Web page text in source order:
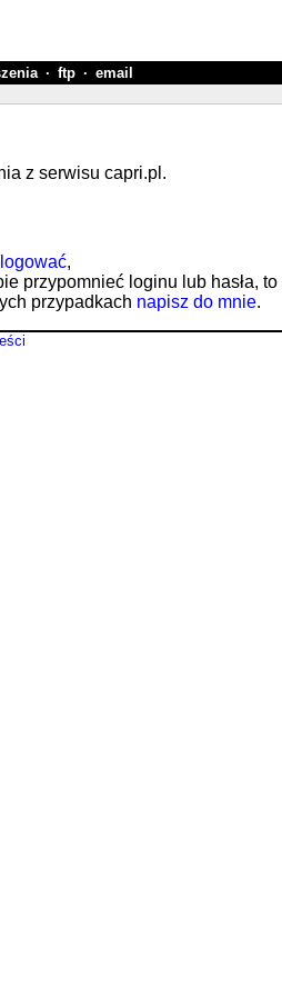
· ftp · email
z serwisu capri.pl.
,
przypomnieć loginu lub hasła, to
przypadkach napisz do mnie.